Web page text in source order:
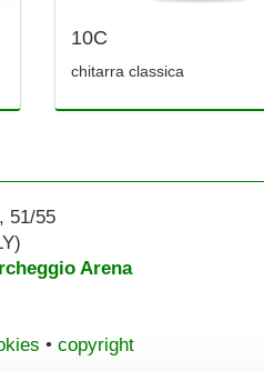
10C
chitarra classica
51/55
Arena
• copyright